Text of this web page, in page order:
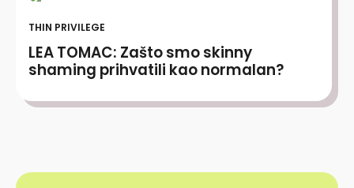
THIN PRIVILEGE
LEA TOMAC: Zašto smo skinny
shaming prihvatili kao normalan?